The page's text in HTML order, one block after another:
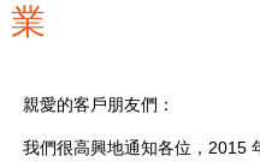
業
親愛的客戶朋友們：
我們很高興地通知各位，2015